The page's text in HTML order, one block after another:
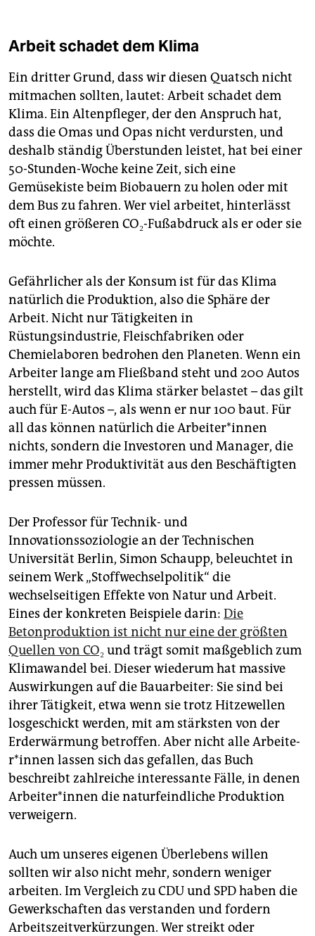
Arbeit schadet dem Klima
Ein dritter Grund, dass wir diesen Quatsch nicht
mitmachen sollten, lautet: Arbeit schadet dem
Klima. Ein Altenpfleger, der den Anspruch hat,
dass die Omas und Opas nicht verdursten, und
deshalb ständig Überstunden leistet, hat bei einer
50-Stunden-Woche keine Zeit, sich eine
Gemüsekiste beim Biobauern zu holen oder mit
dem Bus zu fahren. Wer viel arbeitet, hinterlässt
oft einen größeren CO₂-Fußabdruck als er oder sie
möchte.
Gefährlicher als der Konsum ist für das Klima
natürlich die Produktion, also die Sphäre der
Arbeit. Nicht nur Tätigkeiten in
Rüstungsindustrie, Fleischfabriken oder
Chemielaboren bedrohen den Planeten. Wenn ein
Arbeiter lange am Fließband steht und 200 Autos
herstellt, wird das Klima stärker belastet – das gilt
auch für E-Autos –, als wenn er nur 100 baut. Für
all das können natürlich die Ar­bei­te­r*in­nen
nichts, sondern die Investoren und Manager, die
immer mehr Produktivität aus den Beschäftigten
pressen müssen.
Der Professor für Technik- und
Innovationssoziologie an der Technischen
Universität Berlin, Simon Schaupp, beleuchtet in
seinem Werk „Stoffwechselpolitik“ die
wechselseitigen Effekte von Natur und Arbeit.
Eines der konkreten Beispiele darin: Die
Betonproduktion ist nicht nur eine der größten
Quellen von CO₂ und trägt somit maßgeblich zum
Klimawandel bei. Dieser wiederum hat massive
Auswirkungen auf die Bauarbeiter: Sie sind bei
ihrer Tätigkeit, etwa wenn sie trotz Hitzewellen
losgeschickt werden, mit am stärksten von der
Erderwärmung betroffen. Aber nicht alle Ar­bei­te­
r*in­nen lassen sich das gefallen, das Buch
beschreibt zahlreiche interessante Fälle, in denen
Ar­bei­te­r*in­nen die naturfeindliche Produktion
verweigern.
Auch um unseres eigenen Überlebens willen
sollten wir also nicht mehr, sondern weniger
arbeiten. Im Vergleich zu CDU und SPD haben die
Gewerkschaften das verstanden und fordern
Arbeitszeitverkürzungen. Wer streikt oder